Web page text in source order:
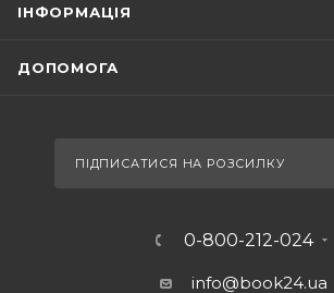
ІНФОРМАЦІЯ
ДОПОМОГА
ПІДПИСАТИСЯ НА РОЗСИЛКУ
0-800-212-024
info@book24.ua